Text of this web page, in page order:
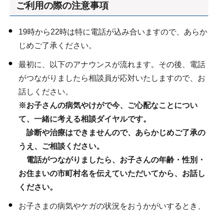
ご利用の際の注意事項
19時から22時は特に電話が込み合いますので、あらか
じめご了承ください。
最初に、以下のアナウンスが流れます。その後、電話
がつながりましたら相談員が応対いたしますので、お
話しください。
※お子さんの病気やけがで今、ご心配なことについ
て、一緒に考える相談ダイヤルです。
診断や治療はできませんので、あらかじめご了承の
うえ、ご相談ください。
電話がつながりましたら、お子さんの年齢・性別・
お住まいの市町村名を伝えていただいてから、お話し
ください。
お子さまの病気やケガの状況をおうかがいするとき、